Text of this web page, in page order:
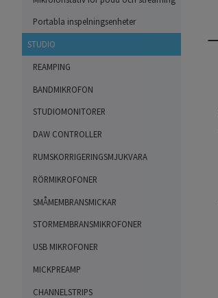
Portabla inspelningsenheter
STUDIO
REAMPING
BANDMIKROFON
STUDIOMONITORER
DAW CONTROLLER
RUMSKORRIGERINGSMJUKVARA
RÖRMIKROFONER
SMÅMEMBRANSMICKAR
STORMEMBRANSMIKROFONER
USB MIKROFONER
MICKPREAMP
CHANNELSTRIPS